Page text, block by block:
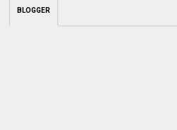
BLOGGER